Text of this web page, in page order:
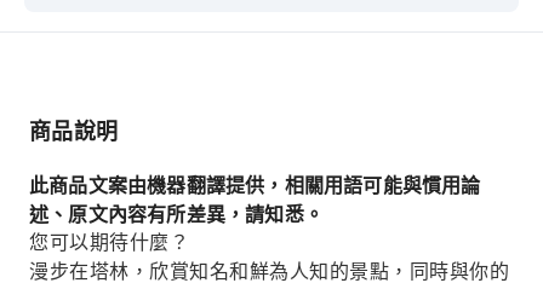
商品說明
此商品文案由機器翻譯提供，相關用語可能與慣用論
述、原文內容有所差異，請知悉。
您可以期待什麼？
漫步在塔林，欣賞知名和鮮為人知的景點，同時與你的